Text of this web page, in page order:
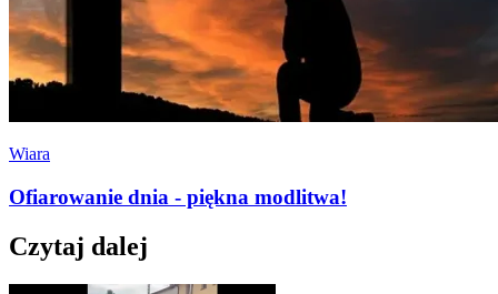
Wiara
Ofiarowanie dnia - piękna modlitwa!
Czytaj dalej